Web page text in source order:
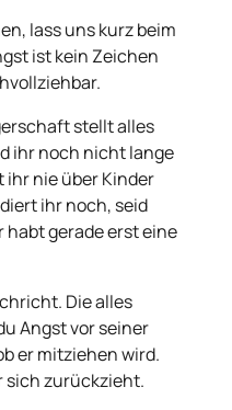
lass uns kurz beim
ist kein Zeichen
stellt alles
ihr noch nicht lange
nie über Kinder
ihr noch, seid
habt gerade erst eine
Die alles
Angst vor seiner
er mitziehen wird.
sich zurückzieht.